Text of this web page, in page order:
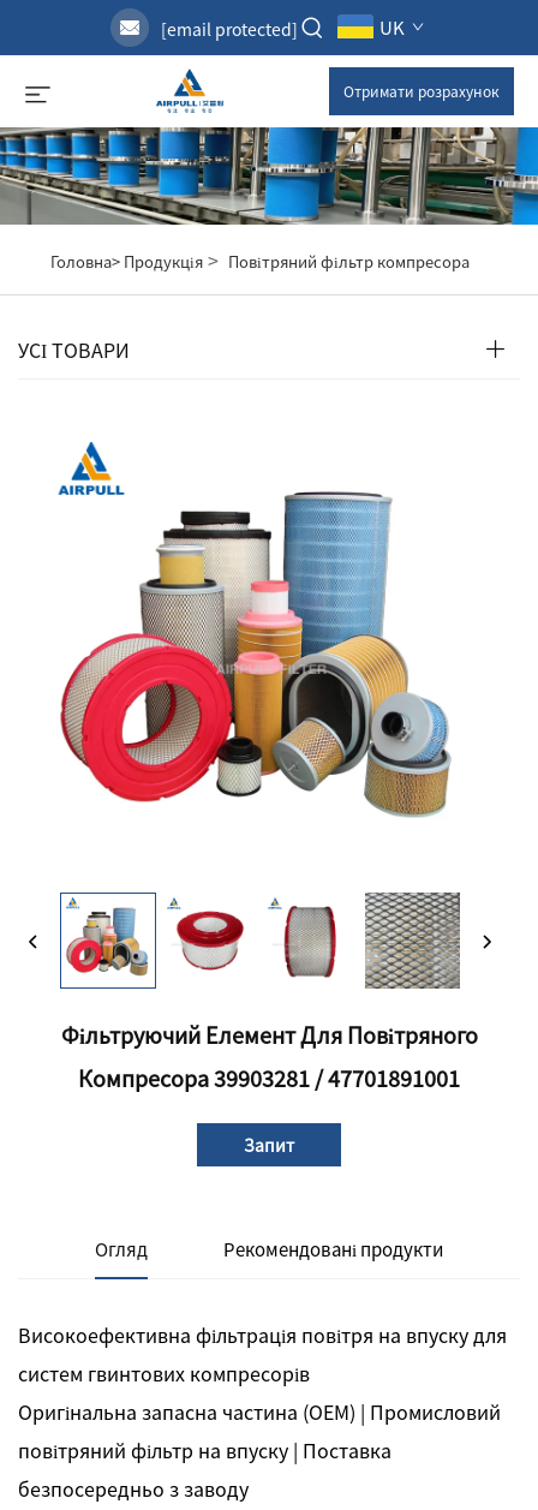
[email protected] UK
Отримати розрахунок
Головна> Продукція> Повітряний фільтр компресора
УСІ ТОВАРИ
Фільтруючий Елемент Для Повітряного
Компресора 39903281 / 47701891001
Запит
Огляд Рекомендовані продукти
Високоефективна фільтрація повітря на впуску для
систем гвинтових компресорів
Оригінальна запасна частина (OEM) | Промисловий
повітряний фільтр на впуску | Поставка
безпосередньо з заводу